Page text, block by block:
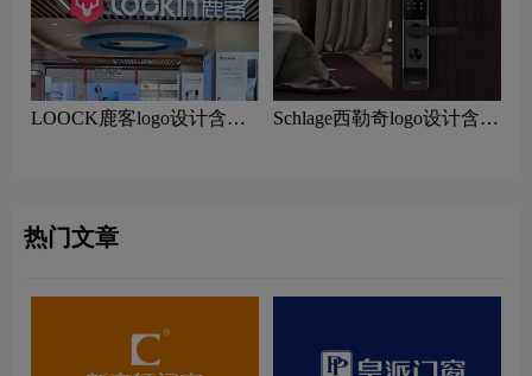
LOOCK鹿客logo设计含义
Schlage西勒奇logo设计含义
热门文章